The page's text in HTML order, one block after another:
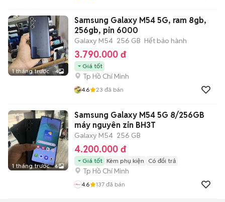
1 tháng trước 4
Samsung Galaxy M54 5G, ram 8gb,
256gb, pin 6000
Galaxy M54 256 GB Hết bảo hành
3.790.000 đ
Giá tốt
Tp Hồ Chí Minh
4.6 23 đã bán
1 tháng trước 6
Samsung Galaxy M54 5G 8/256GB
máy nguyên zin BH3T
Galaxy M54 256 GB
4.200.000 đ
Giá tốt Kèm phụ kiện Có đổi trả
Tp Hồ Chí Minh
4.6 137 đã bán